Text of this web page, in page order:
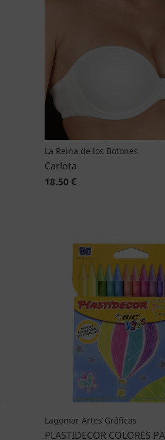
La Reina de los Botones
Carlota
18.50 €
Lagomar Artes Gráficas
PLASTIDECOR COLORES